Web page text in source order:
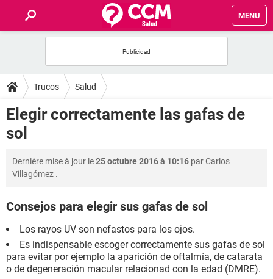
MENU
FORUMS
SALUD
FAMILIA
NUTRICIÓN
BIENESTAR
SEXUALIDAD
GLOSARIO
Trucos Salud
Elegir correctamente las gafas de
sol
Dernière mise à jour le25 octubre 2016 à 10:16 parCarlos
Villagómez .
Consejos para elegir sus gafas de sol
Los rayos UV son nefastos para los ojos.
Es indispensable escoger correctamente sus gafas de sol
para evitar por ejemplo la aparición de oftalmía, de catarata
o de degeneración macular relacionad con la edad (DMRE).